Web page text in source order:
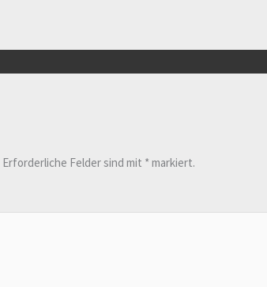
Erforderliche Felder sind mit * markiert.